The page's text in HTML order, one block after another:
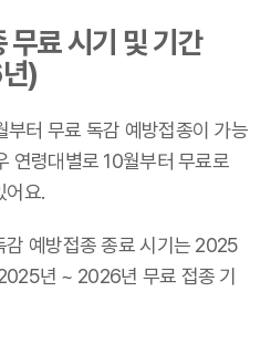
무료 시기 및 기간
)
터 무료 독감 예방접종이 가능
연령대별로 10월부터 무료로
어요.
감 예방접종 종료 시기는 2025
년 ~ 2026년 무료 접종 기